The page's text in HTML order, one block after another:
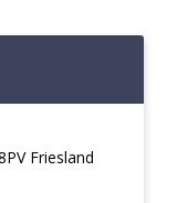
Friesland